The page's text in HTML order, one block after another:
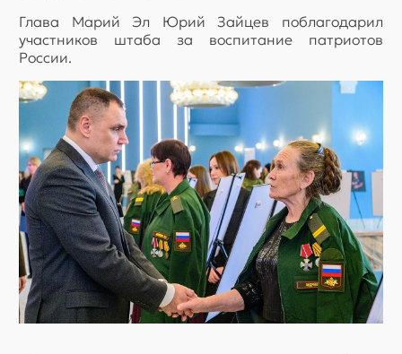
Глава Марий Эл Юрий Зайцев поблагодарил
участников штаба за воспитание патриотов
России.